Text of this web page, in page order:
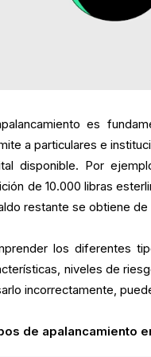
es
a particulares e
disponible. Por
de 10.000 libras
restante se obtiene
los diferentes
niveles de
incorrectamente,
de apalancamiento